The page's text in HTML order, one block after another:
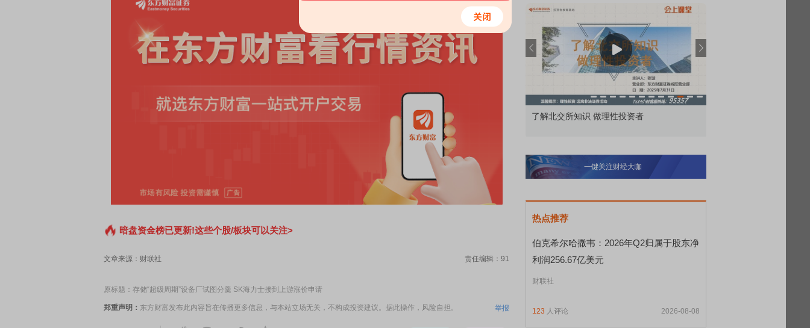
暗盘资金榜已更新!这些个股/板块可以关注>
文章来源：财联社 责任编辑：91
原标题：存储“超级周期”设备厂试图分羹 SK海力士接到上游涨价申请
郑重声明： 东方财富发布此内容旨在传播更多信息，与本站立场无关，不构成投资建议。据此操作，风险自担。 举报
债券知识通识：从基础认知到特色品种 了解北交所知识 做理性投资者
一键关注财经大咖
热点推荐
伯克希尔哈撒韦：2026年Q2归属于股东净
利润256.67亿美元
财联社
123 人评论 2026-08-08